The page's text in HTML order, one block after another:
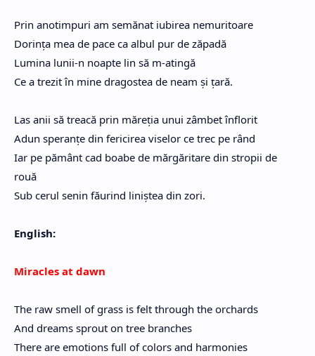
Prin anotimpuri am semănat iubirea nemuritoare
Dorința mea de pace ca albul pur de zăpadă
Lumina lunii-n noapte lin să m-atingă
Ce a trezit în mine dragostea de neam și țară.
Las anii să treacă prin măreția unui zâmbet înflorit
Adun speranțe din fericirea viselor ce trec pe rând
Iar pe pământ cad boabe de mărgăritare din stropii de
rouă
Sub cerul senin făurind liniștea din zori.
English:
Miracles at dawn
The raw smell of grass is felt through the orchards
And dreams sprout on tree branches
There are emotions full of colors and harmonies